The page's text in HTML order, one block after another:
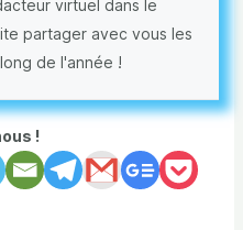
virtuel dans le
partager avec vous les
de l'année !
!